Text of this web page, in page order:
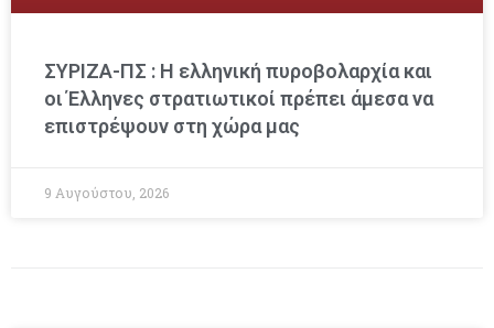
ΣΥΡΙΖΑ-ΠΣ : Η ελληνική πυροβολαρχία και
οι Έλληνες στρατιωτικοί πρέπει άμεσα να
επιστρέψουν στη χώρα μας
9 Αυγούστου, 2026